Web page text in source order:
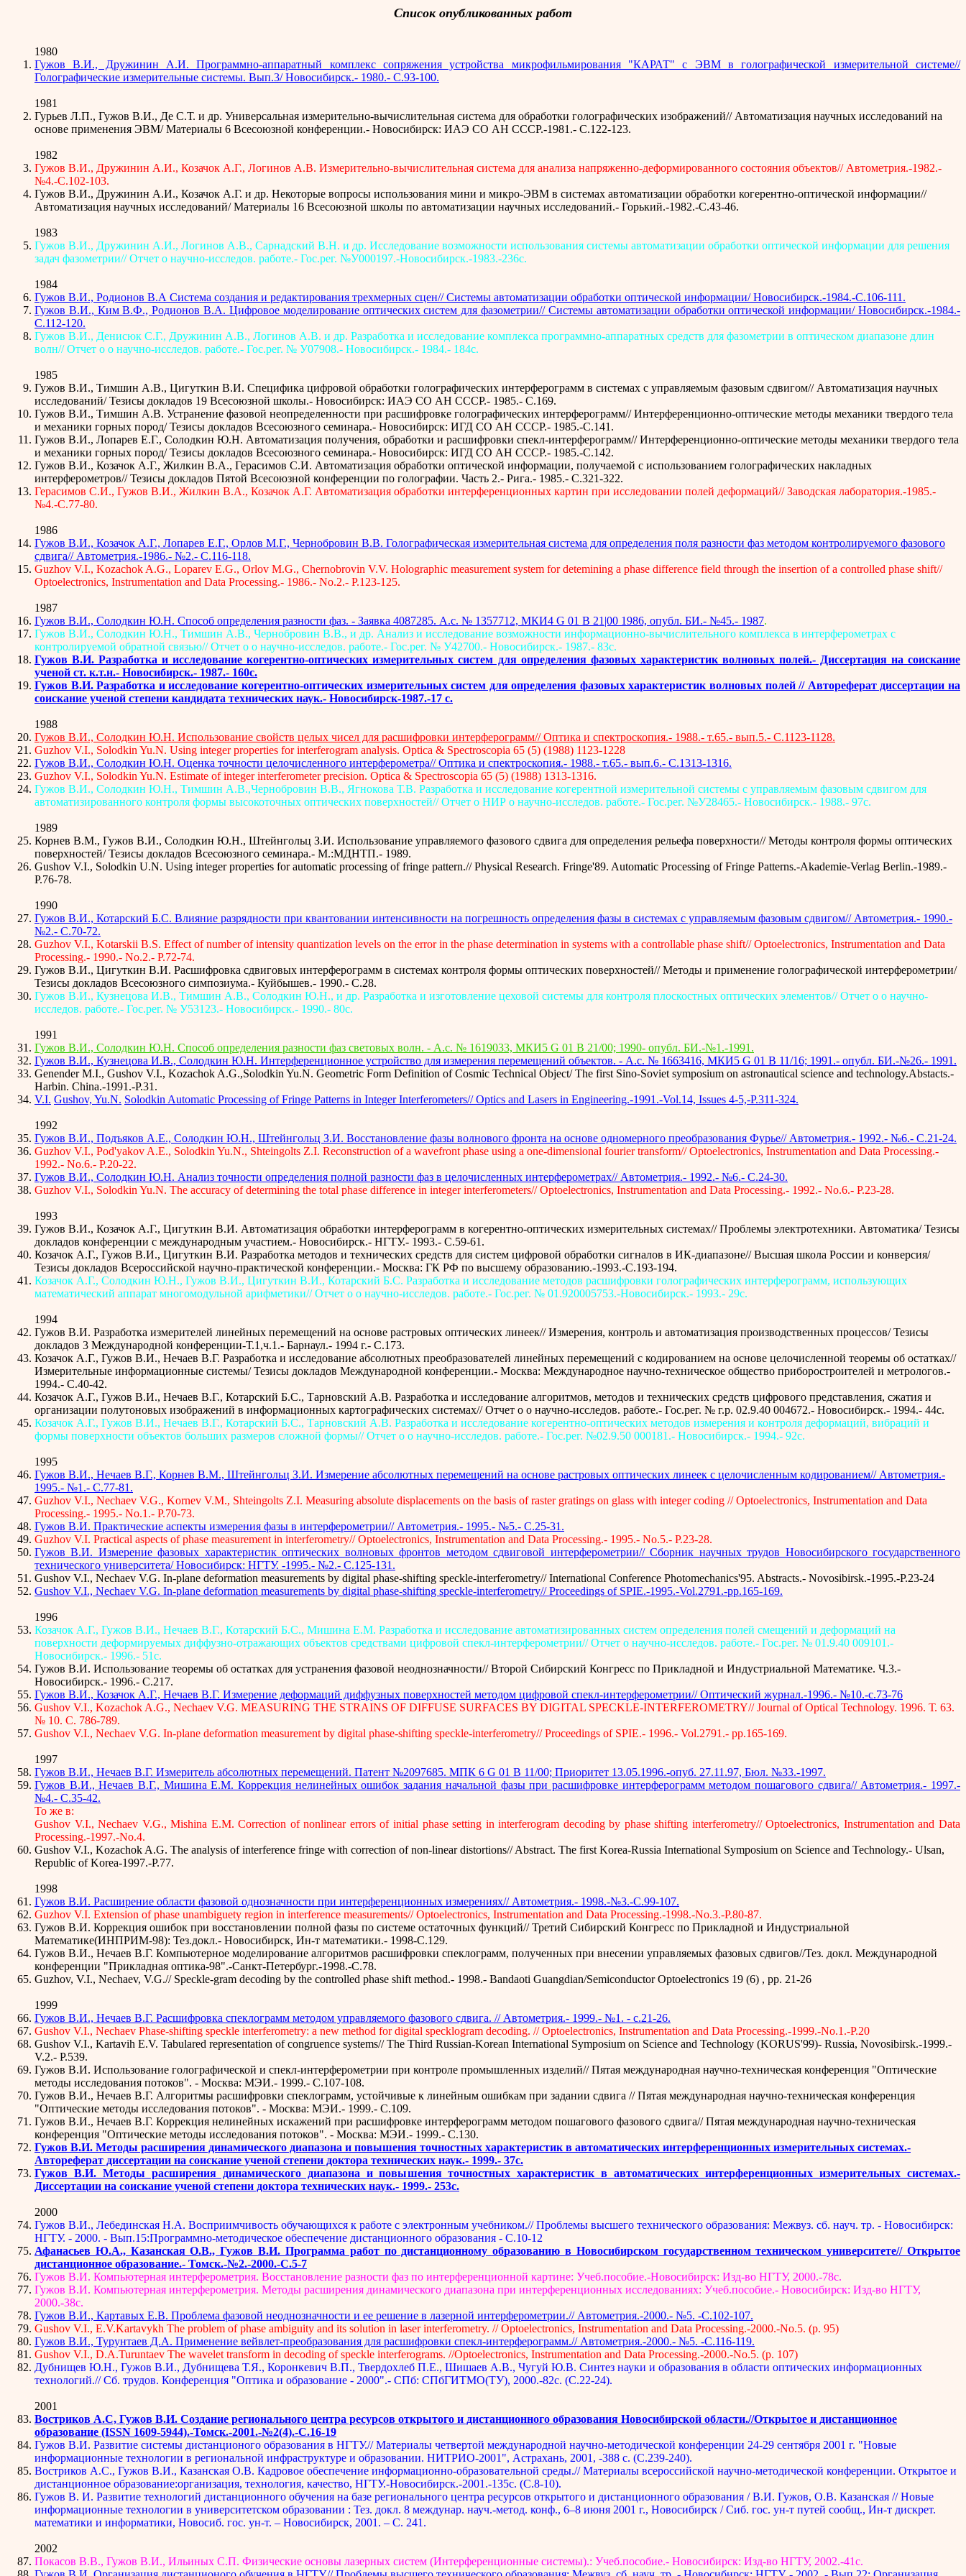
Список опубликованных работ
1980
Гужов В.И., Дружинин А.И. Программно-аппаратный комплекс сопряжения устройства микрофильмирования "КАРАТ" с ЭВМ в голографической измерительной системе//
Голографические измерительные системы. Вып.3/ Новосибирск.- 1980.- С.93-100.
1981
Гурьев Л.П., Гужов В.И., Де С.Т. и др. Универсальная измерительно-вычислительная система для обработки голографических изображений// Автоматизация научных исследований на
основе применения ЭВМ/ Материалы 6 Всесоюзной конференции.- Новосибирск: ИАЭ СО АН СССР.-1981.- С.122-123.
1982
Гужов В.И., Дружинин А.И., Козачок А.Г., Логинов А.В. Измерительно-вычислительная система для анализа напряженно-деформированного состояния объектов// Автометрия.-1982.-
№4.-С.102-103.
Гужов В.И., Дружинин А.И., Козачок А.Г. и др. Некоторые вопросы использования мини и микро-ЭВМ в системах автоматизации обработки когерентно-оптической информации//
Автоматизация научных исследований/ Материалы 16 Всесоюзной школы по автоматизации научных исследований.- Горький.-1982.-С.43-46.
1983
Гужов В.И., Дружинин А.И., Логинов А.В., Сарнадский В.Н. и др. Исследование возможности использования системы автоматизации обработки оптической информации для решения
задач фазометрии// Отчет о научно-исследов. работе.- Гос.рег. №У000197.-Новосибирск.-1983.-236с.
1984
Гужов В.И., Родионов В.А Система создания и редактирования трехмерных сцен// Системы автоматизации обработки оптической информации/ Новосибирск.-1984.-С.106-111.
Гужов В.И., Ким В.Ф., Родионов В.А. Цифровое моделирование оптических систем для фазометрии// Системы автоматизации обработки оптической информации/ Новосибирск.-1984.-
С.112-120.
Гужов В.И., Денисюк С.Г., Дружинин А.В., Логинов А.В. и др. Разработка и исследование комплекса программно-аппаратных средств для фазометрии в оптическом диапазоне длин
волн// Отчет о о научно-исследов. работе.- Гос.рег. № У07908.- Новосибирск.- 1984.- 184с.
1985
Гужов В.И., Тимшин А.В., Цигуткин В.И. Специфика цифровой обработки голографических интерферограмм в системах с управляемым фазовым сдвигом// Автоматизация научных
исследований/ Тезисы докладов 19 Всесоюзной школы.- Новосибирск: ИАЭ СО АН СССР.- 1985.- С.169.
Гужов В.И., Тимшин А.В. Устранение фазовой неопределенности при расшифровке голографических интерферограмм// Интерференционно-оптические методы механики твердого тела
и механики горных пород/ Тезисы докладов Всесоюзного семинара.- Новосибирск: ИГД СО АН СССР.- 1985.-С.141.
Гужов В.И., Лопарев Е.Г., Солодкин Ю.Н. Автоматизация получения, обработки и расшифровки спекл-интерферограмм// Интерференционно-оптические методы механики твердого тела
и механики горных пород/ Тезисы докладов Всесоюзного семинара.- Новосибирск: ИГД СО АН СССР.- 1985.-С.142.
Гужов В.И., Козачок А.Г., Жилкин В.А., Герасимов С.И. Автоматизация обработки оптической информации, получаемой с использованием голографических накладных
интерферометров// Тезисы докладов Пятой Всесоюзной конференции по голографии. Часть 2.- Рига.- 1985.- С.321-322.
Герасимов С.И., Гужов В.И., Жилкин В.А., Козачок А.Г. Автоматизация обработки интерференционных картин при исследовании полей деформаций// Заводская лаборатория.-1985.-
№4.-С.77-80.
1986
Гужов В.И., Козачок А.Г., Лопарев Е.Г., Орлов М.Г., Чернобровин В.В. Голографическая измерительная система для определения поля разности фаз методом контролируемого фазового
сдвига// Автометрия.-1986.- №2.- С.116-118.
Guzhov V.I., Kozachok A.G., Loparev E.G., Orlov M.G., Chernobrovin V.V. Holographic measurement system for detemining a phase difference field through the insertion of a controlled phase shift//
Optoelectronics, Instrumentation and Data Processing.- 1986.- No.2.- P.123-125.
1987
Гужов В.И., Солодкин Ю.Н. Способ определения разности фаз. - Заявка 4087285. А.с. № 1357712, МКИ4 G 01 B 21|00 1986, опубл. БИ.- №45.- 1987.
Гужов В.И., Солодкин Ю.Н., Тимшин А.В., Чернобровин В.В., и др. Анализ и исследование возможности информационно-вычислительного комплекса в интерферометрах с
контролируемой обратной связью// Отчет о о научно-исследов. работе.- Гос.рег. № У42700.- Новосибирск.- 1987.- 83с.
Гужов В.И. Разработка и исследование когерентно-оптических измерительных систем для определения фазовых характеристик волновых полей.- Диссертация на соискание
ученой ст. к.т.н.- Новосибирск.- 1987.- 160с.
Гужов В.И. Разработка и исследование когерентно-оптических измерительных систем для определения фазовых характеристик волновых полей // Автореферат диссертации на
соискание ученой степени кандидата технических наук.- Новосибирск-1987.-17 с.
1988
Гужов В.И., Солодкин Ю.Н. Использование свойств целых чисел для расшифровки интерферограмм// Оптика и спектроскопия.- 1988.- т.65.- вып.5.- С.1123-1128.
Guzhov V.I., Solodkin Yu.N. Using integer properties for interferogram analysis. Optica & Spectroscopia 65 (5) (1988) 1123-1228
Гужов В.И., Солодкин Ю.Н. Оценка точности целочисленного интерферометра// Оптика и спектроскопия.- 1988.- т.65.- вып.6.- С.1313-1316.
Guzhov V.I., Solodkin Yu.N. Estimate of integer interferometer precision. Optica & Spectroscopia 65 (5) (1988) 1313-1316.
Гужов В.И., Солодкин Ю.Н., Тимшин А.В.,Чернобровин В.В., Ягнокова Т.В. Разработка и исследование когерентной измерительной системы с управляемым фазовым сдвигом для
автоматизированного контроля формы высокоточных оптических поверхностей// Отчет о НИР о научно-исследов. работе.- Гос.рег. №У28465.- Новосибирск.- 1988.- 97с.
1989
Корнев В.М., Гужов В.И., Солодкин Ю.Н., Штейнгольц З.И. Использование управляемого фазового сдвига для определения рельефа поверхности// Методы контроля формы оптических
поверхностей/ Тезисы докладов Всесоюзного семинара.- М.:МДНТП.- 1989.
Gushov V.I., Solodkin U.N. Using integer properties for automatic processing of fringe pattern.// Physical Research. Fringe'89. Automatic Processing of Fringe Patterns.-Akademie-Verlag Berlin.-1989.-
P.76-78.
1990
Гужов В.И., Котарский Б.С. Влияние разрядности при квантовании интенсивности на погрешность определения фазы в системах с управляемым фазовым сдвигом// Автометрия.- 1990.-
№2.- С.70-72.
Guzhov V.I., Kotarskii B.S. Effect of number of intensity quantization levels on the error in the phase determination in systems with a controllable phase shift// Optoelectronics, Instrumentation and Data
Processing.- 1990.- No.2.- P.72-74.
Гужов В.И., Цигуткин В.И. Расшифровка сдвиговых интерферограмм в системах контроля формы оптических поверхностей// Методы и применение голографической интерферометрии/
Тезисы докладов Всесоюзного симпозиума.- Куйбышев.- 1990.- C.28.
Гужов В.И., Кузнецова И.В., Тимшин А.В., Солодкин Ю.Н., и др. Разработка и изготовление цеховой системы для контроля плоскостных оптических элементов// Отчет о о научно-
исследов. работе.- Гос.рег. № У53123.- Новосибирск.- 1990.- 80с.
1991
Гужов В.И., Солодкин Ю.Н. Способ определения разности фаз световых волн. - А.с. № 1619033, МКИ5 G 01 B 21/00; 1990- опубл. БИ.-№1.-1991.
Гужов В.И., Кузнецова И.В., Солодкин Ю.Н. Интерференционное устройство для измерения перемещений объектов. - А.с. № 1663416, МКИ5 G 01 B 11/16; 1991.- опубл. БИ.-№26.- 1991.
Genender M.I., Gushov V.I., Kozachok A.G.,Solodkin Yu.N. Geometric Form Definition of Cosmic Technical Object/ The first Sino-Soviet symposium on astronautical science and technology.Abstacts.-
Harbin. China.-1991.-P.31.
V.I. Gushov, Yu.N. Solodkin Automatic Processing of Fringe Patterns in Integer Interferometers// Optics and Lasers in Engineering.-1991.-Vol.14, Issues 4-5,-P.311-324.
1992
Гужов В.И., Подъяков А.Е., Солодкин Ю.Н., Штейнгольц З.И. Восстановление фазы волнового фронта на основе одномерного преобразования Фурье// Автометрия.- 1992.- №6.- C.21-24.
Guzhov V.I., Pod'yakov A.E., Solodkin Yu.N., Shteingolts Z.I. Reconstruction of a wavefront phase using a one-dimensional fourier transform// Optoelectronics, Instrumentation and Data Processing.-
1992.- No.6.- P.20-22.
Гужов В.И., Солодкин Ю.Н. Анализ точности определения полной разности фаз в целочисленных интерферометрах// Автометрия.- 1992.- №6.- C.24-30.
Guzhov V.I., Solodkin Yu.N. The accuracy of determining the total phase difference in integer interferometers// Optoelectronics, Instrumentation and Data Processing.- 1992.- No.6.- P.23-28.
1993
Гужов В.И., Козачок А.Г., Цигуткин В.И. Автоматизация обработки интерферограмм в когерентно-оптических измерительных системах// Проблемы электротехники. Автоматика/ Тезисы
докладов конференции с международным участием.- Новосибирск.- НГТУ.- 1993.- C.59-61.
Козачок А.Г., Гужов В.И., Цигуткин В.И. Разработка методов и технических средств для систем цифровой обработки сигналов в ИК-диапазоне// Высшая школа России и конверсия/
Тезисы докладов Всероссийской научно-практической конференции.- Москва: ГК РФ по высшему образованию.-1993.-C.193-194.
Козачок А.Г., Солодкин Ю.Н., Гужов В.И., Цигуткин В.И., Котарский Б.С. Разработка и исследование методов расшифровки голографических интерферограмм, использующих
математический аппарат многомодульной арифметики// Отчет о о научно-исследов. работе.- Гос.рег. № 01.920005753.-Новосибирск.- 1993.- 29с.
1994
Гужов В.И. Разработка измерителей линейных перемещений на основе растровых оптических линеек// Измерения, контроль и автоматизация производственных процессов/ Тезисы
докладов 3 Международной конференции-Т.1,ч.1.- Барнаул.- 1994 г.- С.173.
Козачок А.Г., Гужов В.И., Нечаев В.Г. Разработка и исследование абсолютных преобразователей линейных перемещений с кодированием на основе целочисленной теоремы об остатках//
Измерительные информационные системы/ Тезисы докладов Международной конференции.- Москва: Международное научно-техническое общество приборостроителей и метрологов.-
1994.- C.40-42.
Козачок А.Г., Гужов В.И., Нечаев В.Г., Котарский Б.С., Тарновский А.В. Разработка и исследование алгоритмов, методов и технических средств цифрового представления, сжатия и
организации полутоновых изображений в информационных картографических системах// Отчет о о научно-исследов. работе.- Гос.рег. № г.р. 02.9.40 004672.- Новосибирск.- 1994.- 44с.
Козачок А.Г., Гужов В.И., Нечаев В.Г., Котарский Б.С., Тарновский А.В. Разработка и исследование когерентно-оптических методов измерения и контроля деформаций, вибраций и
формы поверхности объектов больших размеров сложной формы// Отчет о о научно-исследов. работе.- Гос.рег. №02.9.50 000181.- Новосибирск.- 1994.- 92с.
1995
Гужов В.И., Нечаев В.Г., Корнев В.М., Штейнгольц З.И. Измерение абсолютных перемещений на основе растровых оптических линеек с целочисленным кодированием// Автометрия.-
1995.- №1.- С.77-81.
Guzhov V.I., Nechaev V.G., Kornev V.M., Shteingolts Z.I. Measuring absolute displacements on the basis of raster gratings on glass with integer coding // Optoelectronics, Instrumentation and Data
Processing.- 1995.- No.1.- P.70-73.
Гужов В.И. Практические аспекты измерения фазы в интерферометрии// Автометрия.- 1995.- №5.- С.25-31.
Guzhov V.I. Practical aspects of phase measurement in interferometry// Optoelectronics, Instrumentation and Data Processing.- 1995.- No.5.- P.23-28.
Гужов В.И. Измерение фазовых характеристик оптических волновых фронтов методом сдвиговой интерферометрии// Сборник научных трудов Новосибирского государственного
технического университета/ Новосибирск: НГТУ. -1995.- №2.- С.125-131.
Gushov V.I., Nechaev V.G. In-plane deformation measurements by digital phase-shifting speckle-interferometry// International Conference Photomechanics'95. Abstracts.- Novosibirsk.-1995.-P.23-24
Gushov V.I., Nechaev V.G. In-plane deformation measurements by digital phase-shifting speckle-interferometry// Proceedings of SPIE.-1995.-Vol.2791.-pp.165-169.
1996
Козачок А.Г., Гужов В.И., Нечаев В.Г., Котарский Б.С., Мишина Е.М. Разработка и исследование автоматизированных систем определения полей смещений и деформаций на
поверхности деформируемых диффузно-отражающих объектов средствами цифровой спекл-интерферометрии// Отчет о научно-исследов. работе.- Гос.рег. № 01.9.40 009101.-
Новосибирск.- 1996.- 51с.
Гужов В.И. Использование теоремы об остатках для устранения фазовой неоднозначности// Второй Сибирский Конгресс по Прикладной и Индустриальной Математике. Ч.3.-
Новосибирск.- 1996.- C.217.
Гужов В.И., Козачок А.Г., Нечаев В.Г. Измерение деформаций диффузных поверхностей методом цифровой спекл-интерферометрии// Оптический журнал.-1996.- №10.-с.73-76
Gushov V.I., Kozachok A.G., Nechaev V.G. MEASURING THE STRAINS OF DIFFUSE SURFACES BY DIGITAL SPECKLE-INTERFEROMETRY// Journal of Optical Technology. 1996. Т. 63.
№ 10. С. 786-789.
Gushov V.I., Nechaev V.G. In-plane deformation measurement by digital phase-shifting speckle-interferometry// Proceedings of SPIE.- 1996.- Vol.2791.- pp.165-169.
1997
Гужов В.И., Нечаев В.Г. Измеритель абсолютных перемещений. Патент №2097685. МПК 6 G 01 B 11/00; Приоритет 13.05.1996.-опуб. 27.11.97, Бюл. №33.-1997.
Гужов В.И., Нечаев В.Г., Мишина Е.М. Коррекция нелинейных ошибок задания начальной фазы при расшифровке интерферограмм методом пошагового сдвига// Автометрия.- 1997.-
№4.- С.35-42.
То же в:
Gushov V.I., Nechaev V.G., Mishina E.M. Correction of nonlinear errors of initial phase setting in interferogram decoding by phase shifting interferometry// Optoelectronics, Instrumentation and Data
Processing.-1997.-No.4.
Gushov V.I., Kozachok A.G. The analysis of interference fringe with correction of non-linear distortions// Abstract. The first Korea-Russia International Symposium on Science and Technology.- Ulsan,
Republic of Korea-1997.-P.77.
1998
Гужов В.И. Расширение области фазовой однозначности при интерференционных измерениях// Автометрия.- 1998.-№3.-С.99-107.
Guzhov V.I. Extension of phase unambiguety region in interference measurements// Optoelectronics, Instrumentation and Data Processing.-1998.-No.3.-P.80-87.
Гужов В.И. Коррекция ошибок при восстановлении полной фазы по системе остаточных функций// Третий Сибирский Конгресс по Прикладной и Индустриальной
Математике(ИНПРИМ-98): Тез.докл.- Новосибирск, Ин-т математики.- 1998-С.129.
Гужов В.И., Нечаев В.Г. Компьютерное моделирование алгоритмов расшифровки спеклограмм, полученных при внесении управляемых фазовых сдвигов//Тез. докл. Международной
конференции "Прикладная оптика-98".-Санкт-Петербург.-1998.-С.78.
Guzhov, V.I., Nechaev, V.G.// Speckle-gram decoding by the controlled phase shift method.- 1998.- Bandaoti Guangdian/Semiconductor Optoelectronics 19 (6) , pp. 21-26
1999
Гужов В.И., Нечаев В.Г. Расшифровка спеклограмм методом управляемого фазового сдвига. // Автометрия.- 1999.- №1. - c.21-26.
Gushov V.I., Nechaev Phase-shifting speckle interferometry: a new method for digital specklogram decoding. // Optoelectronics, Instrumentation and Data Processing.-1999.-No.1.-P.20
Gushov V.I., Kartavih E.V. Tabulared representation of congruence systems// The Third Russian-Korean International Symposium on Science and Technology (KORUS'99)- Russia, Novosibirsk.-1999.-
V.2.- P.539.
Гужов В.И. Использование голографической и спекл-интерферометрии при контроле промышленных изделий// Пятая международная научно-техническая конференция "Оптические
методы исследования потоков". - Москва: МЭИ.- 1999.- C.107-108.
Гужов В.И., Нечаев В.Г. Алгоритмы расшифровки спеклограмм, устойчивые к линейным ошибкам при задании сдвига // Пятая международная научно-техническая конференция
"Оптические методы исследования потоков". - Москва: МЭИ.- 1999.- C.109.
Гужов В.И., Нечаев В.Г. Коррекция нелинейных искажений при расшифровке интерферограмм методом пошагового фазового сдвига// Пятая международная научно-техническая
конференция "Оптические методы исследования потоков". - Москва: МЭИ.- 1999.- C.130.
Гужов В.И. Методы расширения динамического диапазона и повышения точностных характеристик в автоматических интерференционных измерительных системах.-
Автореферат диссертации на соискание ученой степени доктора технических наук.- 1999.- 37с.
Гужов В.И. Методы расширения динамического диапазона и повышения точностных характеристик в автоматических интерференционных измерительных системах.-
Диссертации на соискание ученой степени доктора технических наук.- 1999.- 253с.
2000
Гужов В.И., Лебединская Н.А. Восприимчивость обучающихся к работе с электронным учебником.// Проблемы высшего технического образования: Межвуз. сб. науч. тр. - Новосибирск:
НГТУ. - 2000. - Вып.15:Программно-методическое обеспечение дистанционного образования - С.10-12
Афанасьев Ю.А., Казанская О.В., Гужов В.И. Программа работ по дистанционному образованию в Новосибирском государственном техническом университете// Открытое
дистанционное образование.- Томск.-№2.-2000.-С.5-7
Гужов В.И. Компьютерная интерферометрия. Восстановление разности фаз по интерференционной картине: Учеб.пособие.-Новосибирск: Изд-во НГТУ, 2000.-78с.
Гужов В.И. Компьютерная интерферометрия. Методы расширения динамического диапазона при интерференционных исследованиях: Учеб.пособие.- Новосибирск: Изд-во НГТУ,
2000.-38с.
Гужов В.И., Картавых Е.В. Проблема фазовой неоднозначности и ее решение в лазерной интерферометрии.// Автометрия.-2000.- №5. -С.102-107.
Gushov V.I., E.V.Kartavykh The problem of phase ambiguity and its solution in laser interferometry. // Optoelectronics, Instrumentation and Data Processing.-2000.-No.5. (p. 95)
Гужов В.И., Турунтаев Д.А. Применение вейвлет-преобразования для расшифровки спекл-интерферограмм.// Автометрия.-2000.- №5. -С.116-119.
Gushov V.I., D.A.Turuntaev The wavelet transform in decoding of speckle interferograms. //Optoelectronics, Instrumentation and Data Processing.-2000.-No.5. (p. 107)
Дубнищев Ю.Н., Гужов В.И., Дубнищева Т.Я., Коронкевич В.П., Твердохлеб П.Е., Шишаев А.В., Чугуй Ю.В. Синтез науки и образования в области оптических информационных
технологий.// Cб. трудов. Конференция "Оптика и образование - 2000".- СПб: СПбГИТМО(ТУ), 2000.-82с. (С.22-24).
2001
Востриков А.С, Гужов В.И. Создание регионального центра ресурсов открытого и дистанционного образования Новосибирской области.//Открытое и дистанционное
образование (ISSN 1609-5944).-Томск.-2001.-№2(4).-С.16-19
Гужов В.И. Развитие системы дистанционого образования в НГТУ.// Материалы четвертой международной научно-методической конференции 24-29 сентября 2001 г. "Новые
информационные технологии в региональной инфраструктуре и образовании. НИТРИО-2001", Астрахань, 2001, -388 с. (С.239-240).
Востриков А.С., Гужов В.И., Казанская О.В. Кадровое обеспечение информационно-образовательной среды.// Материалы всероссийской научно-методической конференции. Открытое и
дистанционное образование:организация, технология, качество, НГТУ.-Новосибирск.-2001.-135с. (С.8-10).
Гужов В. И. Развитие технологий дистанционного обучения на базе регионального центра ресурсов открытого и дистанционного образования / В.И. Гужов, О.В. Казанская // Новые
информационные технологии в университетском образовании : Тез. докл. 8 междунар. науч.-метод. конф., 6–8 июня 2001 г., Новосибирск / Сиб. гос. ун-т путей сообщ., Ин-т дискрет.
математики и информатики, Новосиб. гос. ун-т. – Новосибирск, 2001. – С. 241.
2002
Покасов В.В., Гужов В.И., Ильиных С.П. Физические основы лазерных систем (Интерференционные системы).: Учеб.пособие.- Новосибирск: Изд-во НГТУ, 2002.-41с.